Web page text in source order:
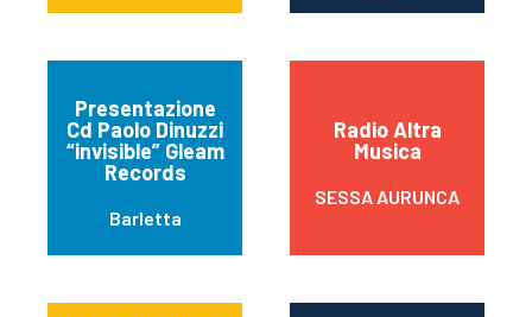
Presentazione
Cd Paolo Dinuzzi
“invisible” Gleam
Records
Barletta
Radio Altra
Musica
SESSA AURUNCA